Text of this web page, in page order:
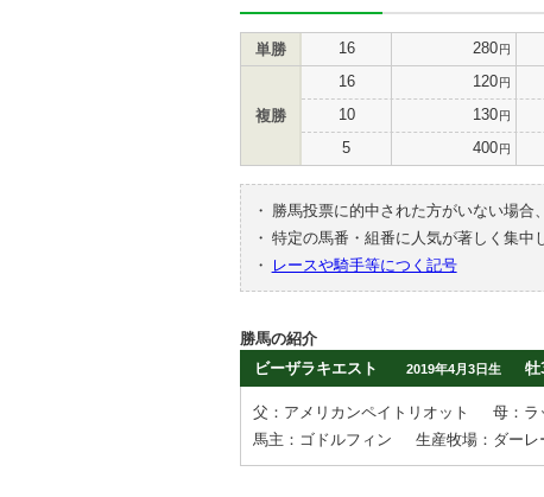
単勝 16 280円
複勝
16 120円
10 130円
5 400円
・ 勝馬投票に的中された方がいない場合
・ 特定の馬番・組番に人気が著しく集中
・
レースや騎手等につく記号
勝馬の紹介
ビーザラキエスト
2019年4月3日生 牡
父：アメリカンペイトリオット
母：ラ
馬主：ゴドルフィン
生産牧場：ダー